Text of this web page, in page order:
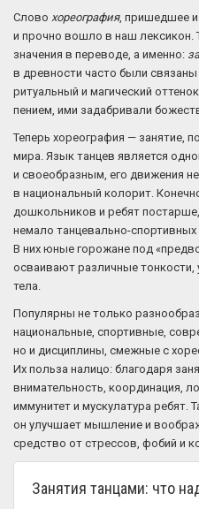
Слово хореография, пришедшее
и прочно вошло в наш лексикон.
значения в переводе, а именно:
в древности часто были
ритуальный и магический
пением, ими задабривали
Теперь хореография — занятие,
мира. Язык танцев является
и своеобразным, его движения
в национальный колорит.
дошкольников и ребят
немало танцевально-
В них юные горожане под
осваивают различные тонкости,
тела.
Популярны не только
национальные, спортивные,
но и дисциплины, смежные с
Их польза налицо: благодаря
внимательность, координация,
иммунитет и мускулатура ребят.
он улучшает мышление и
средство от стрессов, фобий и
Занятия танцами: что